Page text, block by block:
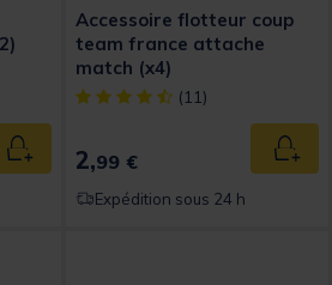
Rating
Ajouter au panier
Accessoire flotteur coup
team france attache
match (x4)
[object Object] out of 5
(11)
2,99 €
Expédition sous 24 h